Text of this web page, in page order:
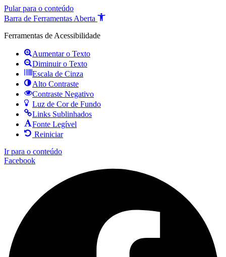
Pular para o conteúdo
Barra de Ferramentas Aberta
Ferramentas de Acessibilidade
Aumentar o Texto
Diminuir o Texto
Escala de Cinza
Alto Contraste
Contraste Negativo
Luz de Cor de Fundo
Links Sublinhados
Fonte Legível
Reiniciar
Ir para o conteúdo
Facebook